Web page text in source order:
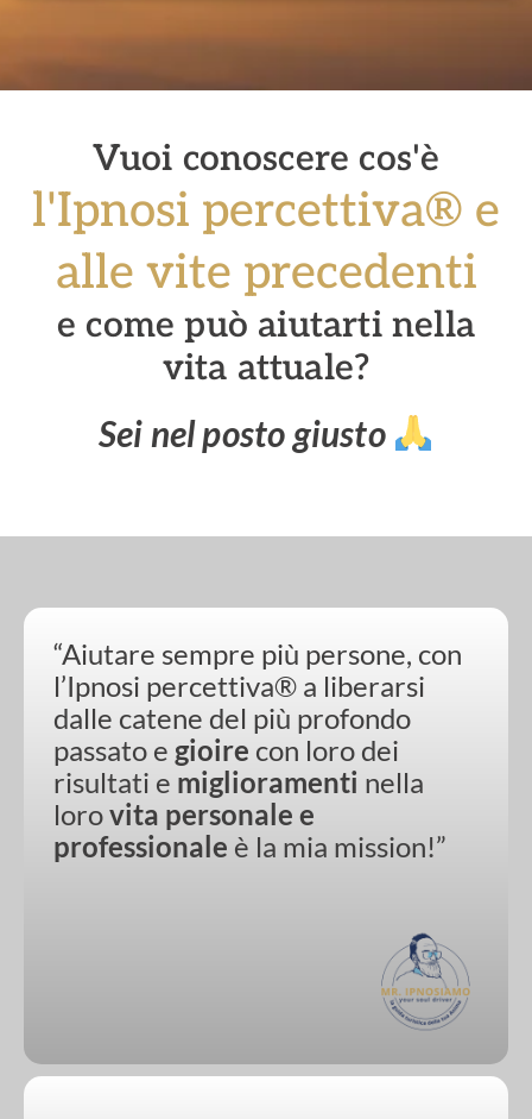
Vuoi conoscere cos'è
l'Ipnosi percettiva® e
alle vite precedenti
e come può aiutarti nella
vita attuale?
Sei nel posto giusto
“Aiutare sempre più persone, con
l’Ipnosi percettiva® a liberarsi
dalle catene del più profondo
passato e gioire con loro dei
risultati e miglioramenti nella
lorovita personale e
professionale è la mia mission!”